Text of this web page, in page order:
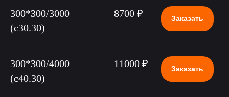
300*300/3000
(c30.30)
8700 ₽ Заказать
300*300/4000
(c40.30)
11000 ₽ Заказать